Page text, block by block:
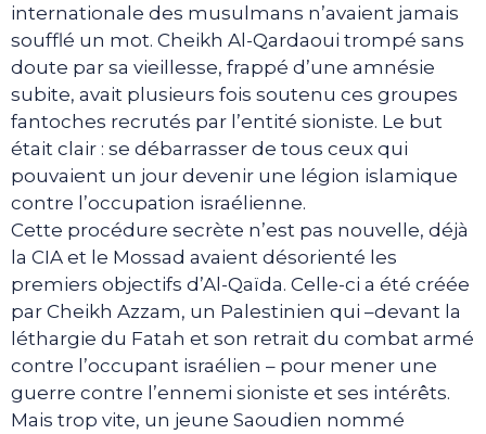
internationale des musulmans n’avaient jamais
soufflé un mot. Cheikh Al-Qardaoui trompé sans
doute par sa vieillesse, frappé d’une amnésie
subite, avait plusieurs fois soutenu ces groupes
fantoches recrutés par l’entité sioniste. Le but
était clair : se débarrasser de tous ceux qui
pouvaient un jour devenir une légion islamique
contre l’occupation israélienne.
Cette procédure secrète n’est pas nouvelle, déjà
la CIA et le Mossad avaient désorienté les
premiers objectifs d’Al-Qaïda. Celle-ci a été créée
par Cheikh Azzam, un Palestinien qui –devant la
léthargie du Fatah et son retrait du combat armé
contre l’occupant israélien – pour mener une
guerre contre l’ennemi sioniste et ses intérêts.
Mais trop vite, un jeune Saoudien nommé